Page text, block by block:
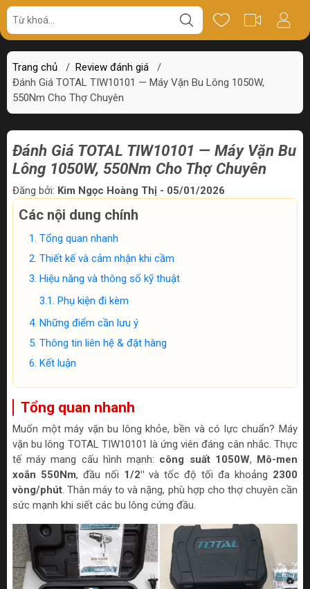
Trang chủ / Review đánh giá
/
Đánh Giá TOTAL TIW10101 — Máy Vặn Bu Lông 1050W,
550Nm Cho Thợ Chuyên
Đánh Giá TOTAL TIW10101 — Máy Vặn Bu
Lông 1050W, 550Nm Cho Thợ Chuyên
Đăng bởi: Kim Ngọc Hoàng Thị - 05/01/2026
Các nội dung chính
Tổng quan nhanh
Thiết kế và cảm nhận khi cầm
Hiệu năng và thông số kỹ thuật
Phụ kiện đi kèm
Những điểm cần lưu ý
Thông tin liên hệ & đặt hàng
Kết luận
Tổng quan nhanh
Muốn một máy vặn bu lông khỏe, bền và có lực chuẩn? Máy
vặn bu lông TOTAL TIW10101 là ứng viên đáng cân nhắc. Thực
tế máy mang cấu hình mạnh: công suất 1050W, Mô-men
xoắn 550Nm, đầu nối 1/2" và tốc độ tối đa khoảng 2300
vòng/phút. Thân máy to và nặng, phù hợp cho thợ chuyên cần
sức mạnh khi siết các bu lông cứng đầu.